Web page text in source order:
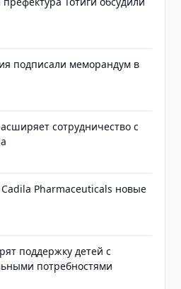
подписали меморандум в
сотрудничество с
Cadila Pharmaceuticals новые
поддержку детей с
потребностями